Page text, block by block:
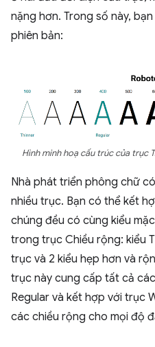
nặng hơn. Trong số này,
phiên bản:
Hình minh hoạ cấu trúc của trục
Nhà phát triển phông chữ
nhiều trục. Bạn có thể kết
chúng đều có cùng kiểu
trong trục Chiều rộng: kiểu
trục và 2 kiểu hẹp hơn và
trục này cung cấp tất cả
Regular và kết hợp với trục
các chiều rộng cho mọi độ